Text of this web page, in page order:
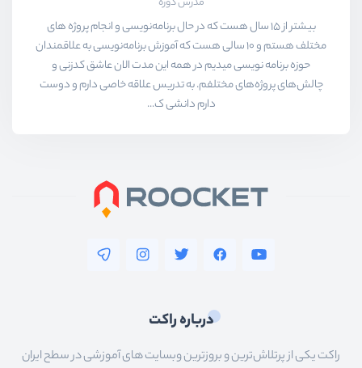
بیشتر از ۱۵ سال هست که در حال برنامه‌نویسی و انجام پروژه های
مختلف هستم و ۱۰ سالی هست که آموزش برنامه‌نویسی به علاقمندان
حوزه برنامه نویسی میدیم در همه این مدت الان عاشق کدزنی و
چالش‌های پروژه‌های مختلفم. به تدریس علاقه خاصی دارم و دوست
دارم دانشی ک...
درباره راکت
راکت یکی از پرتلاش‌ترین و بروزترین وبسایت های آموزشی در سطح ایران